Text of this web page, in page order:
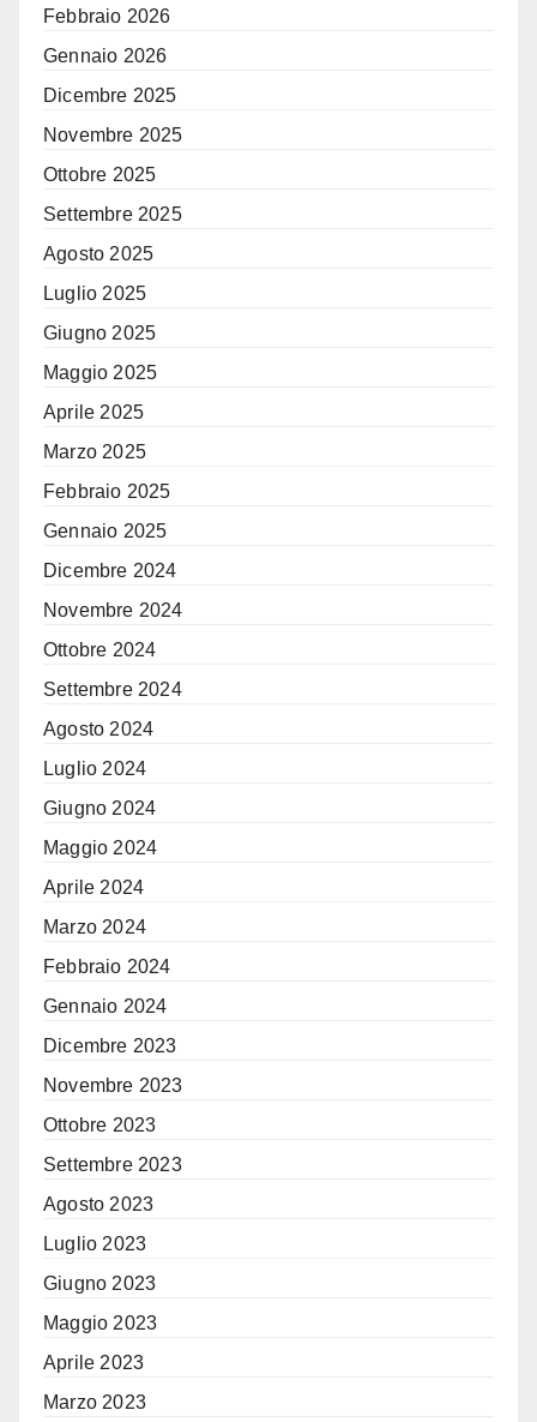
Febbraio 2026
Gennaio 2026
Dicembre 2025
Novembre 2025
Ottobre 2025
Settembre 2025
Agosto 2025
Luglio 2025
Giugno 2025
Maggio 2025
Aprile 2025
Marzo 2025
Febbraio 2025
Gennaio 2025
Dicembre 2024
Novembre 2024
Ottobre 2024
Settembre 2024
Agosto 2024
Luglio 2024
Giugno 2024
Maggio 2024
Aprile 2024
Marzo 2024
Febbraio 2024
Gennaio 2024
Dicembre 2023
Novembre 2023
Ottobre 2023
Settembre 2023
Agosto 2023
Luglio 2023
Giugno 2023
Maggio 2023
Aprile 2023
Marzo 2023